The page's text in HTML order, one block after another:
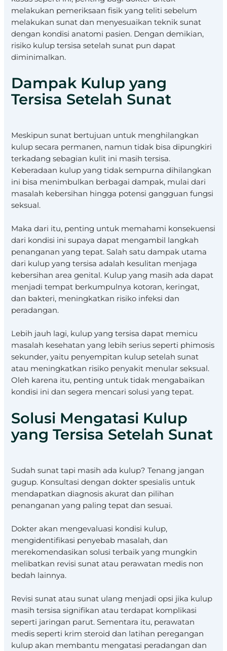
melakukan pemeriksaan fisik yang teliti sebelum
melakukan sunat dan menyesuaikan teknik sunat
dengan kondisi anatomi pasien. Dengan demikian,
risiko kulup tersisa setelah sunat pun dapat
diminimalkan.
Dampak Kulup yang
Tersisa Setelah Sunat
Meskipun sunat bertujuan untuk menghilangkan
kulup secara permanen, namun tidak bisa dipungkiri
terkadang sebagian kulit ini masih tersisa.
Keberadaan kulup yang tidak sempurna dihilangkan
ini bisa menimbulkan berbagai dampak, mulai dari
masalah kebersihan hingga potensi gangguan fungsi
seksual.
Maka dari itu, penting untuk memahami konsekuensi
dari kondisi ini supaya dapat mengambil langkah
penanganan yang tepat. Salah satu dampak utama
dari kulup yang tersisa adalah kesulitan menjaga
kebersihan area genital. Kulup yang masih ada dapat
menjadi tempat berkumpulnya kotoran, keringat,
dan bakteri, meningkatkan risiko infeksi dan
peradangan.
Lebih jauh lagi, kulup yang tersisa dapat memicu
masalah kesehatan yang lebih serius seperti phimosis
sekunder, yaitu penyempitan kulup setelah sunat
atau meningkatkan risiko penyakit menular seksual.
Oleh karena itu, penting untuk tidak mengabaikan
kondisi ini dan segera mencari solusi yang tepat.
Solusi Mengatasi Kulup
yang Tersisa Setelah Sunat
Sudah sunat tapi masih ada kulup? Tenang jangan
gugup. Konsultasi dengan dokter spesialis untuk
mendapatkan diagnosis akurat dan pilihan
penanganan yang paling tepat dan sesuai.
Dokter akan mengevaluasi kondisi kulup,
mengidentifikasi penyebab masalah, dan
merekomendasikan solusi terbaik yang mungkin
melibatkan revisi sunat atau perawatan medis non
bedah lainnya.
Revisi sunat atau sunat ulang menjadi opsi jika kulup
masih tersisa signifikan atau terdapat komplikasi
seperti jaringan parut. Sementara itu, perawatan
medis seperti krim steroid dan latihan peregangan
kulup akan membantu mengatasi peradangan dan